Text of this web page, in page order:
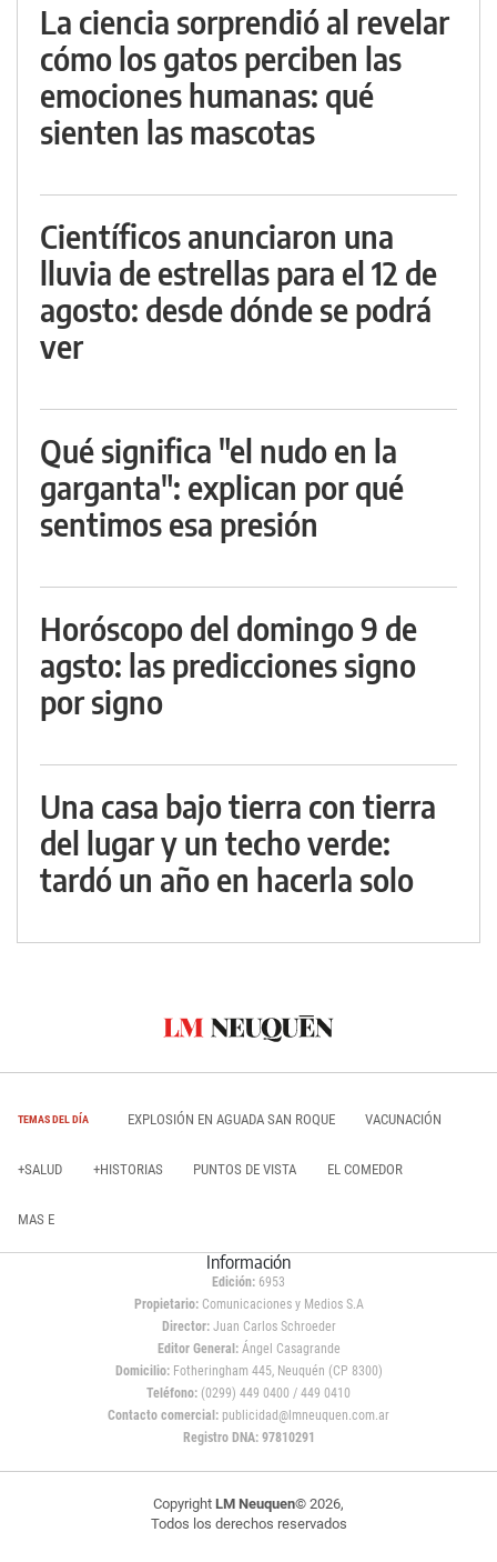
La ciencia sorprendió al revelar
cómo los gatos perciben las
emociones humanas: qué
sienten las mascotas
Científicos anunciaron una
lluvia de estrellas para el 12 de
agosto: desde dónde se podrá
ver
Qué significa "el nudo en la
garganta": explican por qué
sentimos esa presión
Horóscopo del domingo 9 de
agsto: las predicciones signo
por signo
Una casa bajo tierra con tierra
del lugar y un techo verde:
tardó un año en hacerla solo
TEMAS DEL DÍA EXPLOSIÓN EN AGUADA SAN ROQUE VACUNACIÓN
+SALUD +HISTORIAS PUNTOS DE VISTA EL COMEDOR
MAS E
Información
Edición: 6953
Propietario:Comunicaciones y Medios S.A
Director: Juan Carlos Schroeder
Editor General:Ángel Casagrande
Domicilio:Fotheringham 445, Neuquén (CP 8300)
Teléfono: (0299) 449 0400 / 449 0410
Contacto comercial: publicidad@lmneuquen.com.ar
Registro DNA: 97810291
Copyright LM Neuquen© 2026,
Todos los derechos reservados